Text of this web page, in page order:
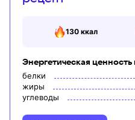
130ккал
Энергетическая ценность
белки
жиры
углеводы